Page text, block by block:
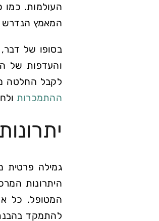
העולמות. כמו
המאמץ הנדרש
בסופו של דבר,
והעדפות של
לקבל החלטה
ההתמכרות
גמילה פרטית
היתרונות
המטופל. כל
להתמקד